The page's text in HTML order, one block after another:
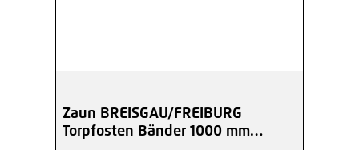
Zaun BREISGAU/FREIBURG
Torpfosten Bänder 1000 mm